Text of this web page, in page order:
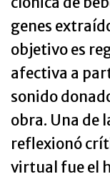
genes
objetivo es
afectiva a
sonido
obra. Una de
reflexionó
virtual fue el